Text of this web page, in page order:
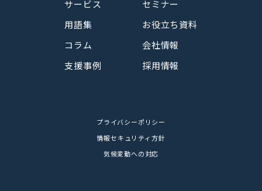
サービス
用語集
コラム
支援事例
セミナー
お役立ち資料
会社情報
採用情報
プライバシーポリシー
情報セキュリティ方針
気候変動への対応